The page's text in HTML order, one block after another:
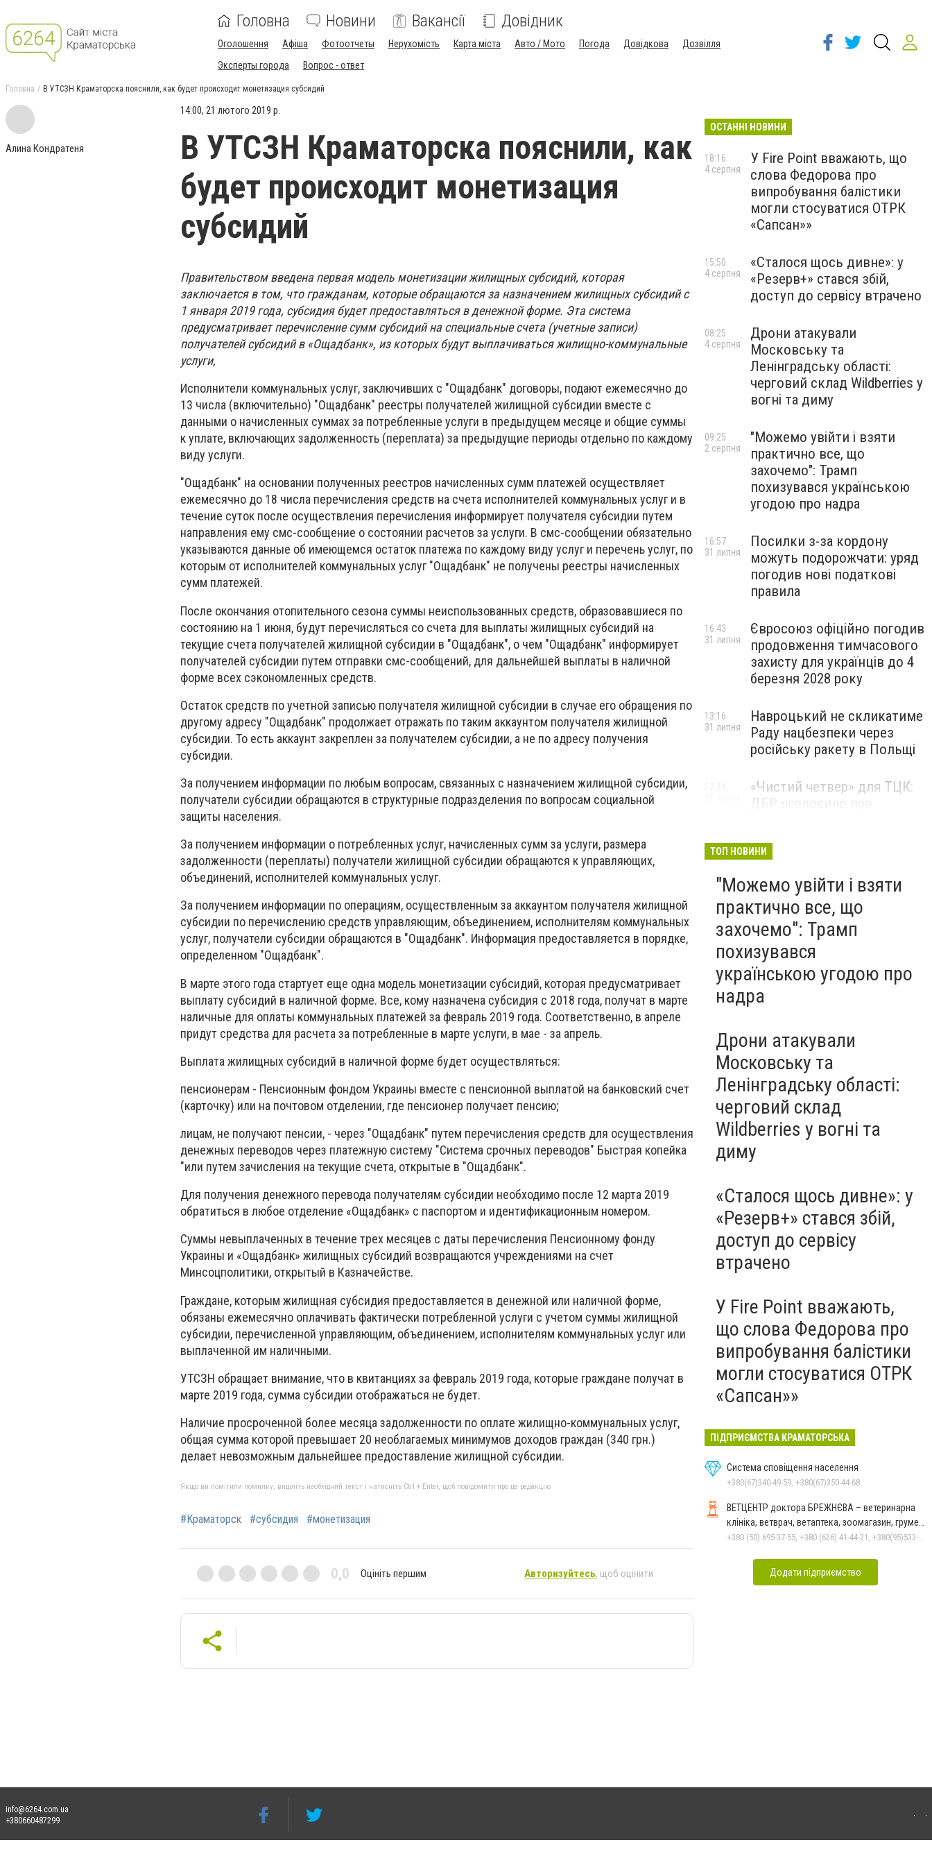
Головна Новини Вакансії Довідник
Оголошення Афіша Фотоотчеты Нерухомість Карта міста Авто / Мото Погода Довідкова
Дозвілля
Эксперты города
Вопрос - ответ
Головна В УТСЗН Краматорска пояснили, как будет происходит монетизация субсидий
Алина Кондратеня
14:00, 21 лютого 2019 р.
В УТСЗН Краматорска пояснили, как
будет происходит монетизация
субсидий
Правительством введена первая модель монетизации жилищных субсидий, которая
заключается в том, что гражданам, которые обращаются за назначением жилищных субсидий с
1 января 2019 года, субсидия будет предоставляться в денежной форме. Эта система
предусматривает перечисление сумм субсидий на специальные счета (учетные записи)
получателей субсидий в «Ощадбанк», из которых будут выплачиваться жилищно-коммунальные
услуги,
Исполнители коммунальных услуг, заключивших с "Ощадбанк" договоры, подают ежемесячно до
13 числа (включительно) "Ощадбанк" реестры получателей жилищной субсидии вместе с
данными о начисленных суммах за потребленные услуги в предыдущем месяце и общие суммы
к уплате, включающих задолженность (переплата) за предыдущие периоды отдельно по каждому
виду услуги.
"Ощадбанк" на основании полученных реестров начисленных сумм платежей осуществляет
ежемесячно до 18 числа перечисления средств на счета исполнителей коммунальных услуг и в
течение суток после осуществления перечисления информирует получателя субсидии путем
направления ему смс-сообщение о состоянии расчетов за услуги. В смс-сообщении обязательно
указываются данные об имеющемся остаток платежа по каждому виду услуг и перечень услуг, по
которым от исполнителей коммунальных услуг "Ощадбанк" не получены реестры начисленных
сумм платежей.
После окончания отопительного сезона суммы неиспользованных средств, образовавшиеся по
состоянию на 1 июня, будут перечисляться со счета для выплаты жилищных субсидий на
текущие счета получателей жилищной субсидии в "Ощадбанк", о чем "Ощадбанк" информирует
получателей субсидии путем отправки смс-сообщений, для дальнейшей выплаты в наличной
форме всех сэкономленных средств.
Остаток средств по учетной записью получателя жилищной субсидии в случае его обращения по
другому адресу "Ощадбанк" продолжает отражать по таким аккаунтом получателя жилищной
субсидии. То есть аккаунт закреплен за получателем субсидии, а не по адресу получения
субсидии.
За получением информации по любым вопросам, связанных с назначением жилищной субсидии,
получатели субсидии обращаются в структурные подразделения по вопросам социальной
защиты населения.
За получением информации о потребленных услуг, начисленных сумм за услуги, размера
задолженности (переплаты) получатели жилищной субсидии обращаются к управляющих,
объединений, исполнителей коммунальных услуг.
За получением информации по операциям, осуществленным за аккаунтом получателя жилищной
субсидии по перечислению средств управляющим, объединением, исполнителям коммунальных
услуг, получатели субсидии обращаются в "Ощадбанк". Информация предоставляется в порядке,
определенном "Ощадбанк".
В марте этого года стартует еще одна модель монетизации субсидий, которая предусматривает
выплату субсидий в наличной форме. Все, кому назначена субсидия с 2018 года, получат в марте
наличные для оплаты коммунальных платежей за февраль 2019 года. Соответственно, в апреле
придут средства для расчета за потребленные в марте услуги, в мае - за апрель.
Выплата жилищных субсидий в наличной форме будет осуществляться:
пенсионерам - Пенсионным фондом Украины вместе с пенсионной выплатой на банковский счет
(карточку) или на почтовом отделении, где пенсионер получает пенсию;
лицам, не получают пенсии, - через "Ощадбанк" путем перечисления средств для осуществления
денежных переводов через платежную систему "Система срочных переводов" Быстрая копейка
"или путем зачисления на текущие счета, открытые в "Ощадбанк".
Для получения денежного перевода получателям субсидии необходимо после 12 марта 2019
обратиться в любое отделение «Ощадбанк» с паспортом и идентификационным номером.
Суммы невыплаченных в течение трех месяцев с даты перечисления Пенсионному фонду
Украины и «Ощадбанк» жилищных субсидий возвращаются учреждениями на счет
Минсоцполитики, открытый в Казначействе.
Граждане, которым жилищная субсидия предоставляется в денежной или наличной форме,
обязаны ежемесячно оплачивать фактически потребленной услуги с учетом суммы жилищной
субсидии, перечисленной управляющим, объединением, исполнителям коммунальных услуг или
выплаченной им наличными.
УТСЗН обращает внимание, что в квитанциях за февраль 2019 года, которые граждане получат в
марте 2019 года, сумма субсидии отображаться не будет.
Наличие просроченной более месяца задолженности по оплате жилищно-коммунальных услуг,
общая сумма которой превышает 20 необлагаемых минимумов доходов граждан (340 грн.)
делает невозможным дальнейшее предоставление жилищной субсидии.
Якщо ви помітили помилку, виділіть необхідний текст і натисніть Ctrl + Enter, щоб повідомити про це редакцію
#Краматорск #субсидия #монетизация
0,0 Оцініть першим Авторизуйтесь, щоб оцінити
ОСТАННІ НОВИНИ
У Fire Point вважають, що
слова Федорова про
випробування балістики
могли стосуватися ОТРК
«Сапсан»»
18:16
4 серпня
«Сталося щось дивне»: у
«Резерв+» стався збій,
доступ до сервісу втрачено
15:50
4 серпня
Дрони атакували
Московську та
Ленінградську області:
черговий склад Wildberries у
вогні та диму
08:25
4 серпня
"Можемо увійти і взяти
практично все, що
захочемо": Трамп
похизувався українською
угодою про надра
09:25
2 серпня
Посилки з-за кордону
можуть подорожчати: уряд
погодив нові податкові
правила
16:57
31 липня
Євросоюз офіційно погодив
продовження тимчасового
захисту для українців до 4
березня 2028 року
16:43
31 липня
Навроцький не скликатиме
Раду нацбезпеки через
російську ракету в Польщі
13:16
31 липня
«Чистий четвер» для ТЦК:
ДБР оголосило про
ТОП НОВИНИ
"Можемо увійти і взяти
практично все, що
захочемо": Трамп
похизувався
українською угодою про
надра
Дрони атакували
Московську та
Ленінградську області:
черговий склад
Wildberries у вогні та
диму
«Сталося щось дивне»: у
«Резерв+» стався збій,
доступ до сервісу
втрачено
У Fire Point вважають,
що слова Федорова про
випробування балістики
могли стосуватися ОТРК
«Сапсан»»
ПІДПРИЄМСТВА КРАМАТОРСЬКА
Система сповіщення населення
+380(67)340-49-59, +380(67)350-44-68
ВЕТЦЕНТР доктора БРЕЖНЄВА – ветеринарна
клініка, ветврач, ветаптека, зоомагазин, грумер,
стрижки.
+380 (50) 695-37-55, +380 (626) 41-44-21, +380(95)533-90-03
Додати підприємство
info@6264.com.ua
+380660487299